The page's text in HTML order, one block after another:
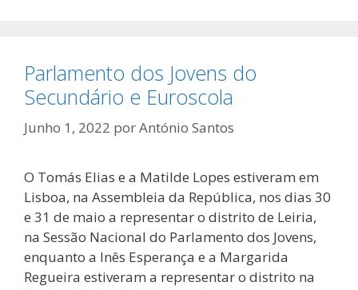
Parlamento dos Jovens do
Secundário e Euroscola
Junho 1, 2022 porAntónio Santos
O Tomás Elias e a Matilde Lopes estiveram em
Lisboa, na Assembleia da República, nos dias 30
e 31 de maio a representar o distrito de Leiria,
na Sessão Nacional do Parlamento dos Jovens,
enquanto a Inês Esperança e a Margarida
Regueira estiveram a representar o distrito na